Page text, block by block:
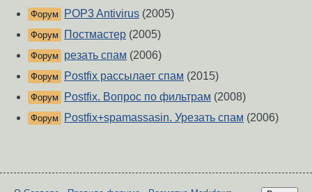
Форум POP3 Antivirus (2005)
Форум Постмастер (2005)
Форум резать спам (2006)
Форум Postfix рассылает спам (2015)
Форум Postfix. Вопрос по фильтрам (2008)
Форум Postfix+spamassasin. Урезать спам (2006)